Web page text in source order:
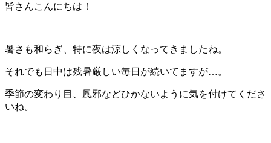
皆さんこんにちは！
暑さも和らぎ、特に夜は涼しくなってきましたね。
それでも日中は残暑厳しい毎日が続いてますが…。
季節の変わり目、風邪などひかないように気を付けてくださ
いね。